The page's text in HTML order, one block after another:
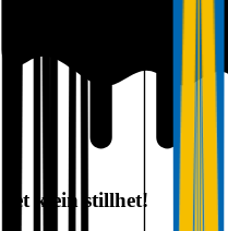
klein stillhet!